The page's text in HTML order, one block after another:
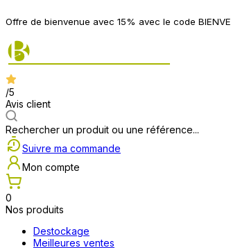
Offre de bienvenue avec 15% avec le code
/5
Avis client
Rechercher un produit ou une référence...
Suivre ma commande
Mon compte
0
Nos produits
Destockage
Meilleures ventes